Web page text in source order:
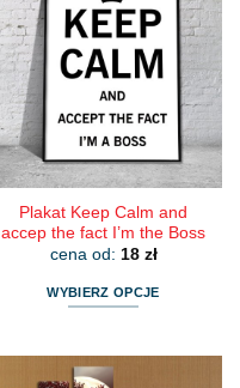
wariantów.
Opcje
można
wybrać
na
stronie
produktu
Plakat Keep Calm and
accep the fact I’m the Boss
cena od: 18 zł
WYBIERZ OPCJE
ma